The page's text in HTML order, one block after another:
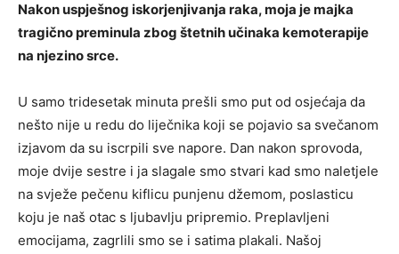
Nakon uspješnog iskorjenjivanja raka, moja je majka
tragično preminula zbog štetnih učinaka kemoterapije
na njezino srce.
U samo tridesetak minuta prešli smo put od osjećaja da
nešto nije u redu do liječnika koji se pojavio sa svečanom
izjavom da su iscrpili sve napore. Dan nakon sprovoda,
moje dvije sestre i ja slagale smo stvari kad smo naletjele
na svježe pečenu kiflicu punjenu džemom, poslasticu
koju je naš otac s ljubavlju pripremio. Preplavljeni
emocijama, zagrlili smo se i satima plakali. Našoj